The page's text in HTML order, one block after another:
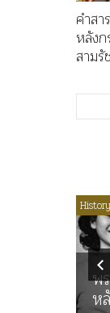
คำส
หลัง
สาม
History
พ
ห